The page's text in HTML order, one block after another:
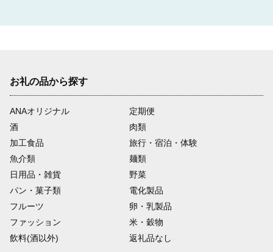
お礼の品から探す
ANAオリジナル
定期便
酒
肉類
加工食品
旅行・宿泊・体験
魚介類
麺類
日用品・雑貨
野菜
パン・菓子類
電化製品
フルーツ
卵・乳製品
ファッション
米・穀物
飲料(酒以外)
返礼品なし